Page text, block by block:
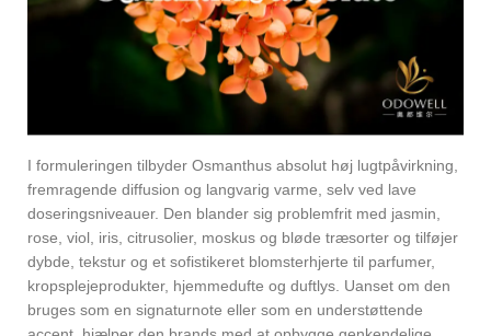
I formuleringen tilbyder Osmanthus absolut høj lugtpåvirkning,
fremragende diffusion og langvarig varme, selv ved lave
doseringsniveauer. Den blander sig problemfrit med jasmin,
rose, viol, iris, citrusolier, moskus og bløde træsorter og tilføjer
dybde, tekstur og et sofistikeret blomsterhjerte til parfumer,
kropsplejeprodukter, hjemmedufte og duftlys. Uanset om den
bruges som en signaturnote eller som en understøttende